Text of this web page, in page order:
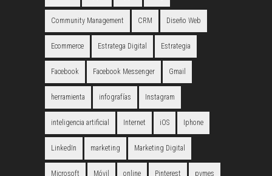
Community Management CRM Diseño Web
Ecommerce Estratega Digital Estrategia
Facebook Facebook Messenger Gmail
herramienta infografías Instagram
inteligencia artificial Internet iOS Iphone
LinkedIn marketing Marketing Digital
Microsoft Móvil online Pinterest pymes